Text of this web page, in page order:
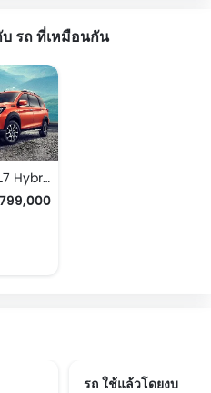
บ รถ ที่เหมือนกัน
Suzuki XL7 Hybrid
รถ ใช้แล้วโดยงบ